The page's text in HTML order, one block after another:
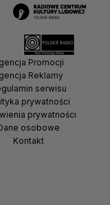
Promocji
Reklamy
serwisu
prywatności
prywatności
osobowe
Kontakt